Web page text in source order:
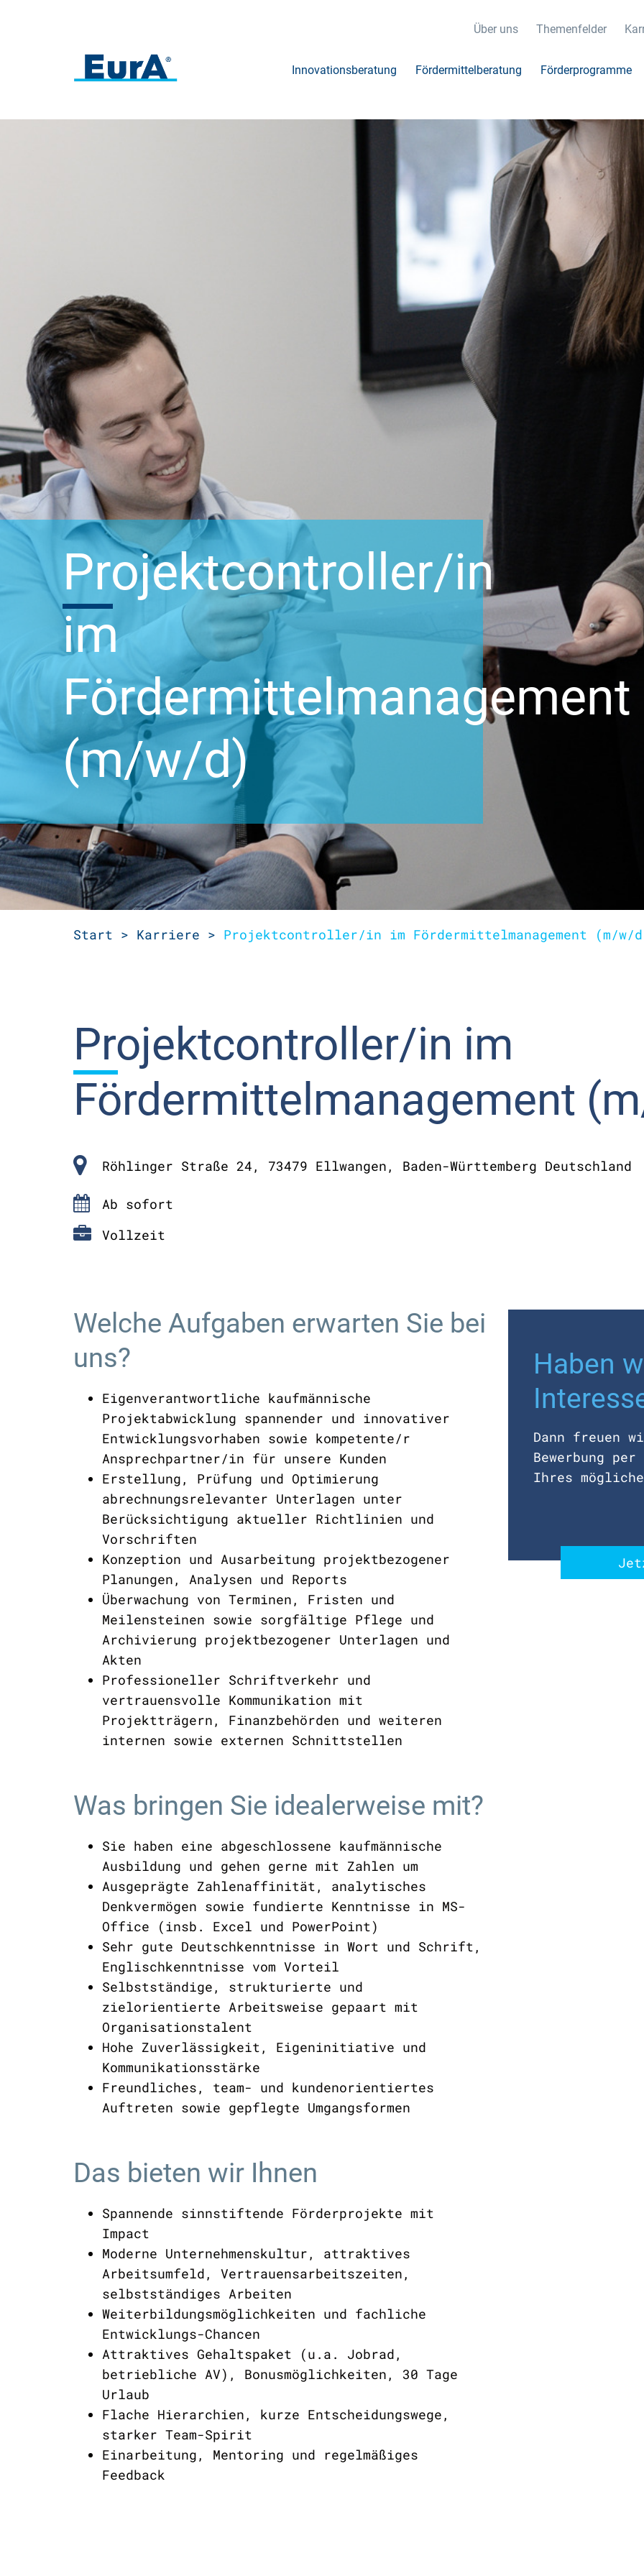
Über uns Themenfelder
Innovationsberatung Fördermittelberatung Förderprogramme
Projektcontroller/in
im
Fördermittelmanagement
(m/w/d)
Start > Karriere > Projektcontroller/in im Fördermittelmanagement (m/w/
Projektcontroller/in im
Fördermittelmanagement
Röhlinger Straße 24, 73479 Ellwangen, Baden-Württemberg Deutschland
Ab sofort
Vollzeit
Welche Aufgaben erwarten Sie bei
uns?
Eigenverantwortliche kaufmännische
Projektabwicklung spannender und innovativer
Entwicklungsvorhaben sowie kompetente/r
Ansprechpartner/in für unsere Kunden
Erstellung, Prüfung und Optimierung
abrechnungsrelevanter Unterlagen unter
Berücksichtigung aktueller Richtlinien und
Vorschriften
Konzeption und Ausarbeitung projektbezogener
Planungen, Analysen und Reports
Überwachung von Terminen, Fristen und
Meilensteinen sowie sorgfältige Pflege und
Archivierung projektbezogener Unterlagen und
Akten
Professioneller Schriftverkehr und
vertrauensvolle Kommunikation mit
Projektträgern, Finanzbehörden und weiteren
internen sowie externen Schnittstellen
Was bringen Sie idealerweise mit?
Sie haben eine abgeschlossene kaufmännische
Ausbildung und gehen gerne mit Zahlen um
Ausgeprägte Zahlenaffinität, analytisches
Denkvermögen sowie fundierte Kenntnisse in MS-
Office (insb. Excel und PowerPoint)
Sehr gute Deutschkenntnisse in Wort und Schrift,
Englischkenntnisse vom Vorteil
Selbstständige, strukturierte und
zielorientierte Arbeitsweise gepaart mit
Organisationstalent
Hohe Zuverlässigkeit, Eigeninitiative und
Kommunikationsstärke
Freundliches, team- und kundenorientiertes
Auftreten sowie gepflegte Umgangsformen
Das bieten wir Ihnen
Spannende sinnstiftende Förderprojekte mit
Impact
Moderne Unternehmenskultur, attraktives
Arbeitsumfeld, Vertrauensarbeitszeiten,
selbstständiges Arbeiten
Weiterbildungsmöglichkeiten und fachliche
Entwicklungs-Chancen
Attraktives Gehaltspaket (u.a. Jobrad,
betriebliche AV), Bonusmöglichkeiten, 30 Tage
Urlaub
Flache Hierarchien, kurze Entscheidungswege,
starker Team-Spirit
Einarbeitung, Mentoring und regelmäßiges
Feedback
Haben
Dann freuen
Bewerbung
Ihres